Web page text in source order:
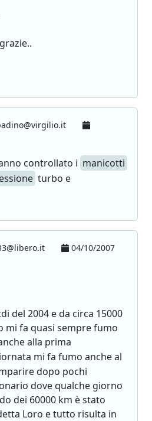
controllato i manicotti
turbo e
04/10/2007
del 2004 e da circa 15000
mi fa quasi sempre fumo
alla prima
mi fa fumo anche al
dopo pochi
dove qualche giorno
dei 60000 km è stato
Loro e tutto risulta in